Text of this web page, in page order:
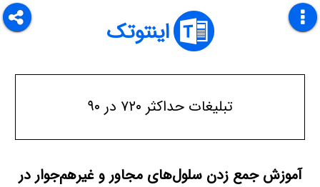
اینتوتک
تبلیغات حداکثر ۷۲۰ در ۹۰
آموزش جمع زدن سلول‌های مجاور و غیرهم‌جوار در